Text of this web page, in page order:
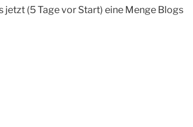
(5 Tage vor Start) eine Menge Blogs